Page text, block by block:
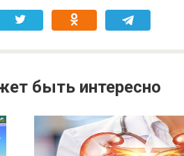
быть интересно